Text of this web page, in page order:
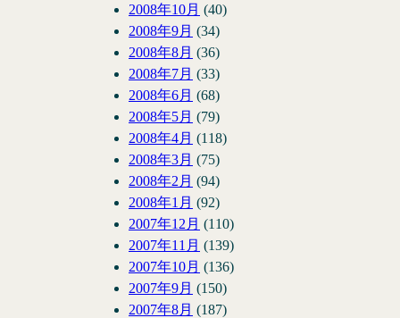
2008年10月 (40)
2008年9月 (34)
2008年8月 (36)
2008年7月 (33)
2008年6月 (68)
2008年5月 (79)
2008年4月 (118)
2008年3月 (75)
2008年2月 (94)
2008年1月 (92)
2007年12月 (110)
2007年11月 (139)
2007年10月 (136)
2007年9月 (150)
2007年8月 (187)